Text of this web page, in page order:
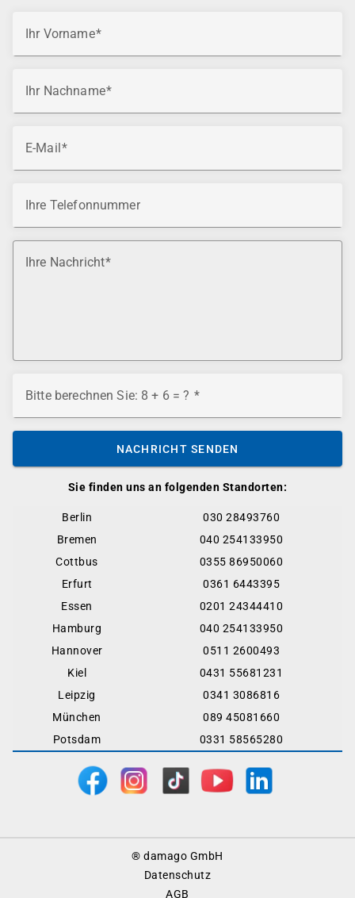
Sie finden uns an folgenden Standorten:
Berlin
030 28493760
Bremen
040 254133950
Cottbus
0355 86950060
Erfurt
0361 6443395
Essen
0201 24344410
Hamburg
040 254133950
Hannover
0511 2600493
Kiel
0431 55681231
Leipzig
0341 3086816
München
089 45081660
Potsdam
0331 58565280
Ihr Vorname
Ihr Nachname
E-Mail
Ihre Telefonnummer
Ihre Nachricht
Bitte berechnen Sie: 8 + 6 = ?
NACHRICHT SENDEN
® damago GmbH
Datenschutz
AGB